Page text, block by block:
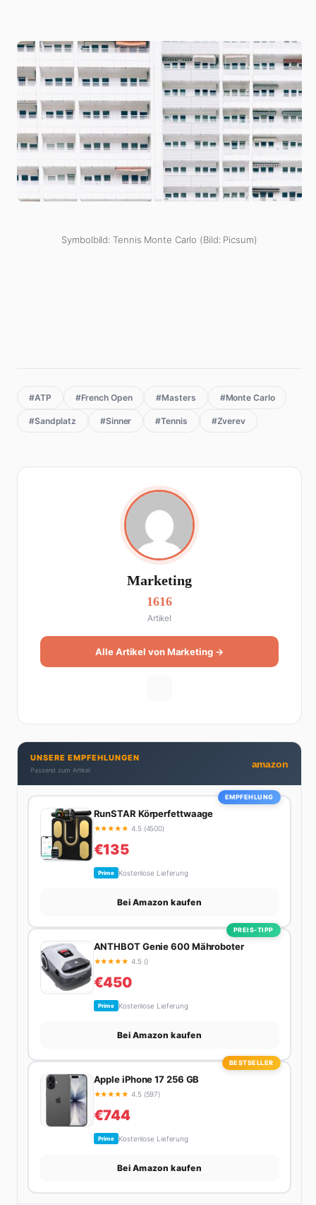
Symbolbild: Tennis Monte Carlo (Bild: Picsum)
#ATP #French Open #Masters #Monte Carlo
#Sandplatz #Sinner #Tennis #Zverev
Marketing
1616
Artikel
Alle Artikel von Marketing →
UNSERE EMPFEHLUNGEN
Passend zum Artikel
amazon
EMPFEHLUNG
RunSTAR Körperfettwaage
★★★★★ 4.5 (4500)
€135
Prime Kostenlose Lieferung
Bei Amazon kaufen
PREIS-TIPP
ANTHBOT Genie 600 Mähroboter
★★★★★ 4.5 ()
€450
Prime Kostenlose Lieferung
Bei Amazon kaufen
BESTSELLER
Apple iPhone 17 256 GB
★★★★★ 4.5 (597)
€744
Prime Kostenlose Lieferung
Bei Amazon kaufen